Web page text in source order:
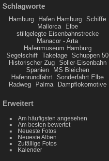
Schlagworte
Hamburg Hafen Hamburg
Schiffe
Mallorca
Elbe
stillgelegte Eisenbahnstrecke
Manacor - Arta
Hafenmuseum Hamburg
Segelschiff
Takelage
Schuppen 50
Historischer Zug
Soller-Eisenbahn
Spanien
MS Bleichen
Hafenrundfahrt
Sonderfahrt Elbe
Radweg
Palma Dampflokomotive
Erweitert
Am häufigsten angesehen
Am besten bewertet
Neueste Fotos
Neueste Alben
Zufällige Fotos
Kalender